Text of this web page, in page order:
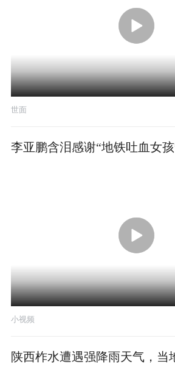
世面
李亚鹏含泪感谢“地铁吐血女
小视频
陕西柞水遭遇强降雨天气，当